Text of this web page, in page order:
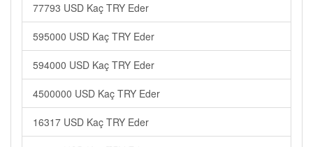
77793 USD Kaç TRY Eder
595000 USD Kaç TRY Eder
594000 USD Kaç TRY Eder
4500000 USD Kaç TRY Eder
16317 USD Kaç TRY Eder